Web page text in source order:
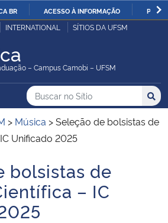
IR
BR ACESSO À INFORMAÇÃO
Pública
e Abastecimento
INTERNATIONAL SÍTIOS DA UFSM
– Campus Camobi – UFSM
do Sítio
Busca
Buscar no no Sítio
Busca:
> Música >Seleção de bolsistas de
Unificado 2025
bolsistas de
– IC